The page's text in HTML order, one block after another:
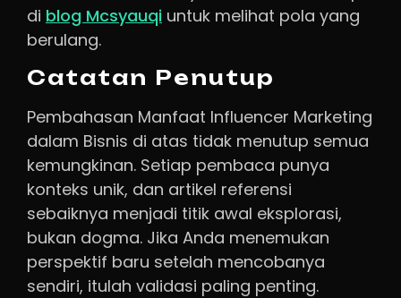
di blog Mcsyauqi untuk melihat pola yang
berulang.
Catatan Penutup
Pembahasan Manfaat Influencer Marketing
dalam Bisnis di atas tidak menutup semua
kemungkinan. Setiap pembaca punya
konteks unik, dan artikel referensi
sebaiknya menjadi titik awal eksplorasi,
bukan dogma. Jika Anda menemukan
perspektif baru setelah mencobanya
sendiri, itulah validasi paling penting.